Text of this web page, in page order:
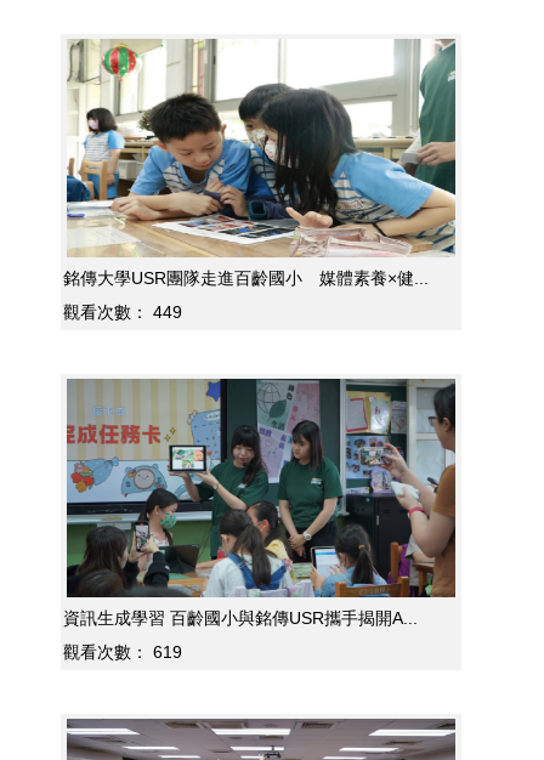
銘傳大學USR團隊走進百齡國小 媒體素養×健...
觀看次數：
449
資訊生成學習 百齡國小與銘傳USR攜手揭開A...
觀看次數：
619